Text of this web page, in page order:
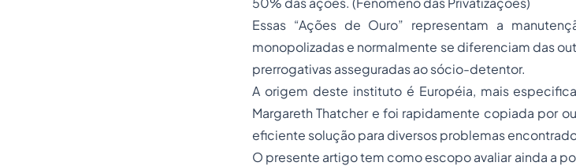
Essas “Ações de Ouro” representam a
monopolizadas e normalmente se diferenciam das
prerrogativas asseguradas ao sócio-detentor.
A origem deste instituto é Européia, mais
Margareth Thatcher e foi rapidamente copiada por
eficiente solução para diversos problemas
O presente artigo tem como escopo avaliar ainda a